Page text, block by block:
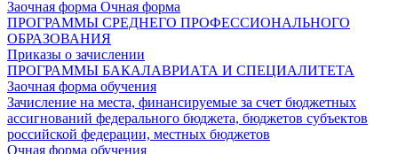
Заочная форма Очная форма
ПРОГРАММЫ СРЕДНЕГО ПРОФЕССИОНАЛЬНОГО
ОБРАЗОВАНИЯ
Приказы о зачислении
ПРОГРАММЫ БАКАЛАВРИАТА И СПЕЦИАЛИТЕТА
Заочная форма обучения
Зачисление на места, финансируемые за счет бюджетных
ассигнований федерального бюджета, бюджетов субъектов
российской федерации, местных бюджетов
Очная форма обучения